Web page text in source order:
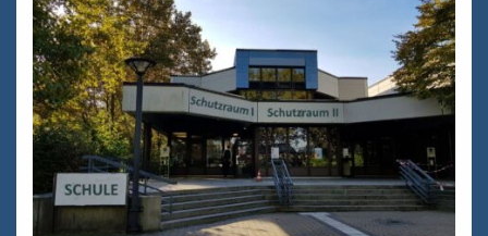
Jugendliche
anhören
müssen
und
von
der
Hauptschule
zum
Master
in
nur
38
Jahren.